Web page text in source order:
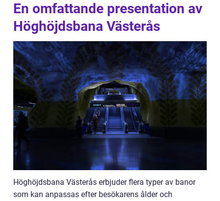
En omfattande presentation av
Höghöjdsbana Västerås
Höghöjdsbana Västerås erbjuder flera typer av banor
som kan anpassas efter besökarens ålder och